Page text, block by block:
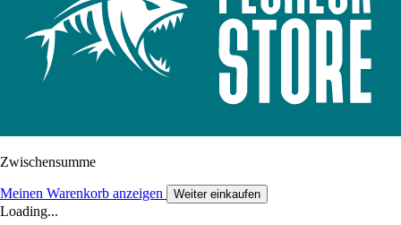
Zwischensumme
Meinen Warenkorb anzeigen Weiter einkaufen
Loading...